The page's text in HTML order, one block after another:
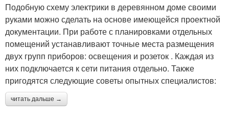
Подобную схему электрики в деревянном доме своими
руками можно сделать на основе имеющейся проектной
документации. При работе с планировками отдельных
помещений устанавливают точные места размещения
двух групп приборов: освещения и розеток . Каждая из
них подключается к сети питания отдельно. Также
пригодятся следующие советы опытных специалистов:
читать дальше →